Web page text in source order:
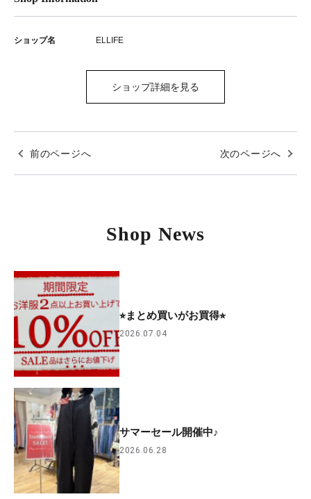
ショップ名 ELLIFE
ショップ詳細を見る
前のページへ 次のページへ
Shop News
⭐︎まとめ買いがお買得⭐︎
2026.07.04
サマーセール開催中♪
2026.06.28